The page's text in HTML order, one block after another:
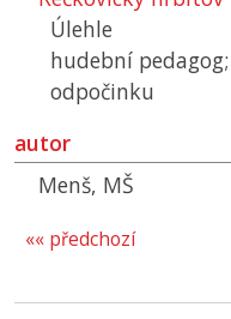
Úlehle
hudební
odpočinku
autor
Menš, MŠ
«« předchozí